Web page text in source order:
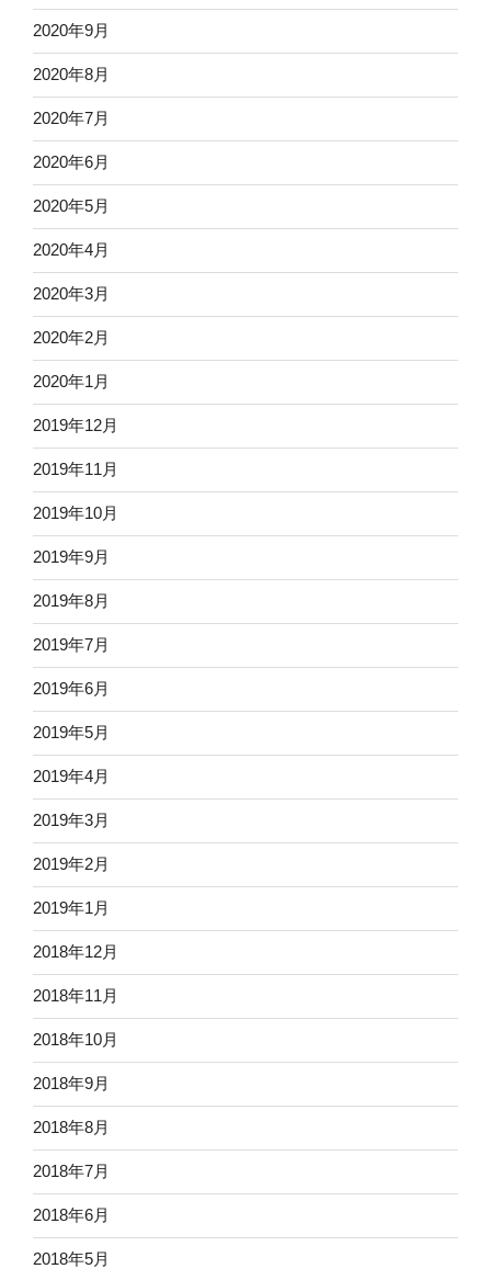
2020年9月
2020年8月
2020年7月
2020年6月
2020年5月
2020年4月
2020年3月
2020年2月
2020年1月
2019年12月
2019年11月
2019年10月
2019年9月
2019年8月
2019年7月
2019年6月
2019年5月
2019年4月
2019年3月
2019年2月
2019年1月
2018年12月
2018年11月
2018年10月
2018年9月
2018年8月
2018年7月
2018年6月
2018年5月